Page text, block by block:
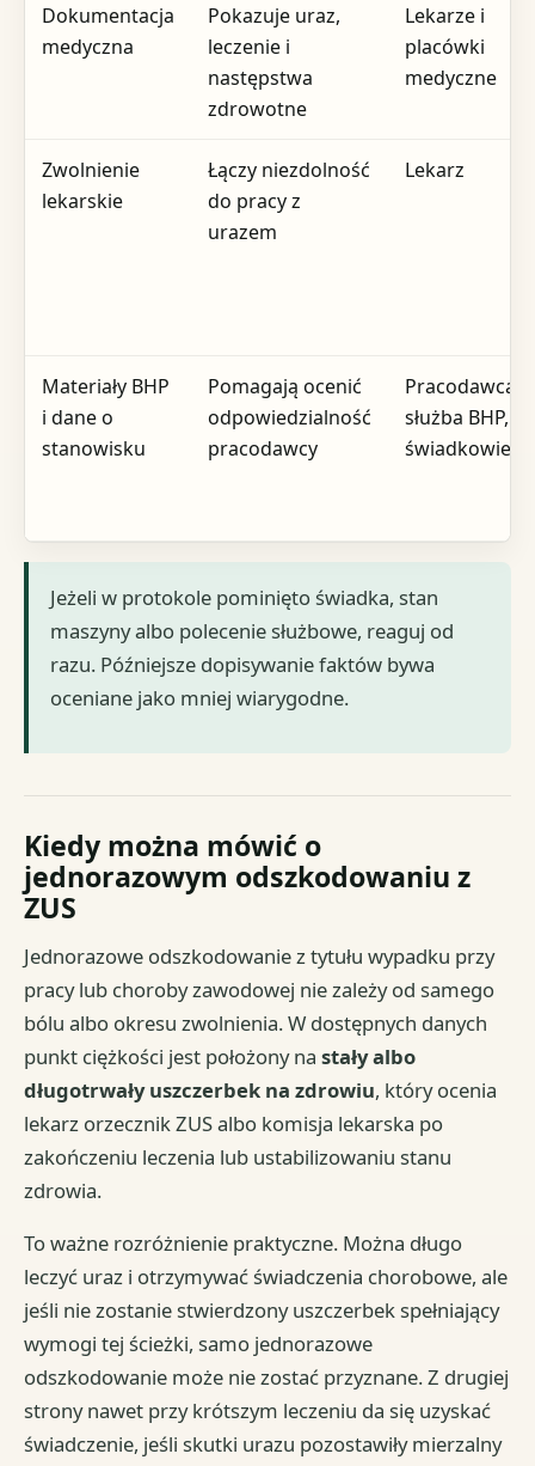
Dokumentacja
medyczna
Pokazuje uraz,
leczenie i
następstwa
zdrowotne
Lekarze i
placówki
medyczne
Zwolnienie
lekarskie
Łączy niezdolność
do pracy z
urazem
Lekarz
Materiały BHP
i dane o
stanowisku
Pomagają ocenić
odpowiedzialność
pracodawcy
Pracodawca,
służba BHP,
świadkowie
Jeżeli w protokole pominięto świadka, stan
maszyny albo polecenie służbowe, reaguj od
razu. Późniejsze dopisywanie faktów bywa
oceniane jako mniej wiarygodne.
Kiedy można mówić o
jednorazowym odszkodowaniu z
ZUS
Jednorazowe odszkodowanie z tytułu wypadku przy
pracy lub choroby zawodowej nie zależy od samego
bólu albo okresu zwolnienia. W dostępnych danych
punkt ciężkości jest położony nastały albo
długotrwały uszczerbek na zdrowiu, który ocenia
lekarz orzecznik ZUS albo komisja lekarska po
zakończeniu leczenia lub ustabilizowaniu stanu
zdrowia.
To ważne rozróżnienie praktyczne. Można długo
leczyć uraz i otrzymywać świadczenia chorobowe, ale
jeśli nie zostanie stwierdzony uszczerbek spełniający
wymogi tej ścieżki, samo jednorazowe
odszkodowanie może nie zostać przyznane. Z drugiej
strony nawet przy krótszym leczeniu da się uzyskać
świadczenie, jeśli skutki urazu pozostawiły mierzalny